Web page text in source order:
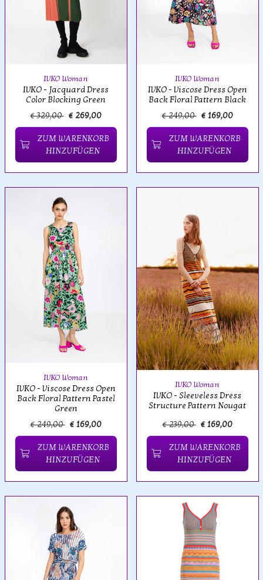
IVKO Woman
IVKO - Jacquard Dress
Color Blocking Green
€ 329,00 € 269,00
ZUM WARENKORB
HINZUFÜGEN
IVKO Woman
IVKO - Viscose Dress Open
Back Floral Pattern Black
€ 249,00 € 169,00
ZUM WARENKORB
HINZUFÜGEN
IVKO Woman
IVKO - Viscose Dress Open
Back Floral Pattern Pastel
Green
€ 249,00 € 169,00
ZUM WARENKORB
HINZUFÜGEN
IVKO Woman
IVKO - Sleeveless Dress
Structure Pattern Nougat
€ 239,00 € 169,00
ZUM WARENKORB
HINZUFÜGEN